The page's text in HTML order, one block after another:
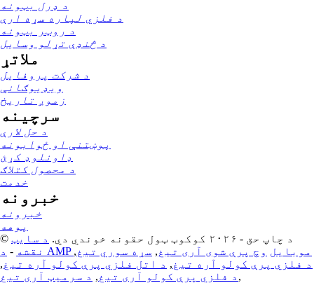
د ډرل بټونه
د فلزي لپاره سړه ارې
د روټر بټونه
د څنډې تړلو وسایل
ملاتړ
د شرکت پروفایل
ویډیوګانې
زموږ تاریخ
سرچینه
د حل لارې
پوښتنې او ځوابونه
ډاونلوډ کړئ
د محصول کتلاګ
خدمت
خبرونه
خبرونه
پوهه
© د چاپ حق - ۲۰۲۶ کوکوټ ټول حقونه خوندي دي.
د سایټ
نقشه - د AMP موبایل وچ پرې شوی آری تیغ, سړه سوري تیغ,
د فلزي پرې کولو آره تیغ, د اتل فلزي پرې کولو آره تیغ,
د فلزي پرې کولو آری تیغ, د سرمیټ آری تیغ ,